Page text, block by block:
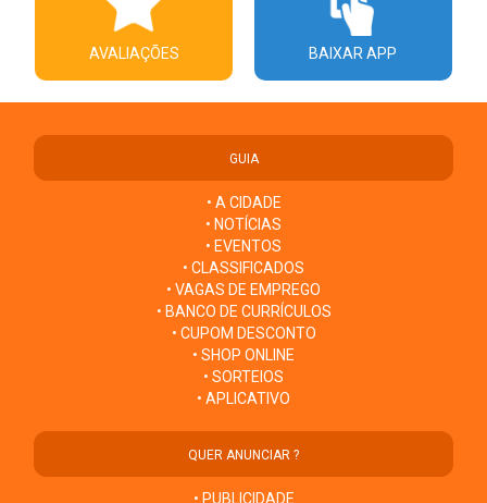
AVALIAÇÕES BAIXAR APP
GUIA
• A CIDADE
• NOTÍCIAS
• EVENTOS
• CLASSIFICADOS
• VAGAS DE EMPREGO
• BANCO DE CURRÍCULOS
• CUPOM DESCONTO
• SHOP ONLINE
• SORTEIOS
• APLICATIVO
QUER ANUNCIAR ?
• PUBLICIDADE